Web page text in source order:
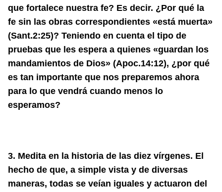
que fortalece nuestra fe? Es decir. ¿Por qué la
fe sin las obras correspondientes «está muerta»
(Sant.2:25)? Teniendo en cuenta el tipo de
pruebas que les espera a quienes «guardan los
mandamientos de Dios» (Apoc.14:12), ¿por qué
es tan importante que nos preparemos ahora
para lo que vendrá cuando menos lo
esperamos?
3. Medita en la historia de las diez vírgenes. El
hecho de que, a simple vista y de diversas
maneras, todas se veían iguales y actuaron del